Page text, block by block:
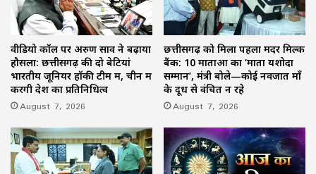
वीडियो कॉल पर अरुण साव ने बढ़ाया
हौसला: छत्तीसगढ़ की दो बेटियां
भारतीय जूनियर हॉकी टीम में, चीन में
करेंगी देश का प्रतिनिधित्व
August 7, 2026
छत्तीसगढ़ को मिला पहला मदर मिल्क
बैंक: 10 माताओं का ‘माता यशोदा
सम्मान’, मंत्री बोले—कोई नवजात माँ
के दूध से वंचित न रहे
August 7, 2026